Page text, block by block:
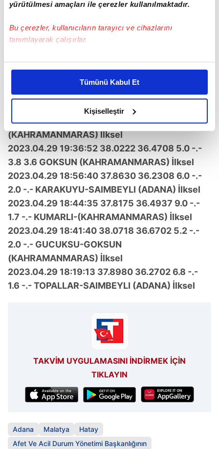
yürütülmesi amaçları ile çerezler kullanılmaktadır.
Bu çerezler, kullanıcıların tarayıcı ve cihazlarını
tanımlayarak çalışırlar.
Bu çerezlere izin vermeniz halinde sizlere özel
daha iyi reklam deneyimi yaşatabiliriz. Bunu yaparken
amacımızın size daha iyi bir reklam deneyimi sunmak
olduğunu ve sizlere en iyi içerikleri sunabilmek adına
elimizden gelen çabayı gösterdiğimizi ve bu noktada,
reklamların maliyetlerimizi karşılamak noktasında tek gelir
kalemimiz olduğunu sizlere hatırlatmak isteriz.
Her halükârda, kullanıcılar, bu çerezlere izin vermedikleri
takdirde, kullanıcılara hedefli reklamlar
gösterilmeyecektir."
Sizlere daha iyi bir hizmet sunabilmek için İnternet
Sitemizde kendimize ve üçüncü kişilere ait çerezler
kullanılmaktadır. Bu çerezler vasıtasıyla çeşitli kişisel
verileriniz işlenmekte olup gerekli olan çerezler bilgi
toplumu hizmetlerinin sunulması amacıyla
kullanılmaktadır. Diğer çerezler, sitemizin daha işlevsel
kılınması ve kişiselleştirilmesi ve sizlere yönelik
Çerezlere ilişkin tercihlerinizi aşağıda yer alan panel
vasıtasıyla belirleyebilirsiniz. Çerezlere ilişkin detaylı bilgi
için Ayarlar butonuna tıklayabilir,Çerez Bilgilendirme
6698 sayılı Kişisel Verilerin Korunması Kanunu uyarınca
hazırlanmış Aydınlatma Metnimizi okumak ve sitemizde
almak için lütfentıklayınız
Tümünü Kabul Et
Kişiselleştir
2023.04.29 20:22:54 38.1250 37.6450 5.3 -.-
3.2 3.2 TAPKIRANKALE-ELBISTAN
(KAHRAMANMARAS) İlksel
2023.04.29 20:11:34 39.0497 40.7093 5.4 -.-
2.1 -.- ELMALI-(BINGOL) İlksel
2023.04.29 19:47:46 37.9365 36.2802 5.0 -.-
2.5 -.- HACIKODAL-GOKSUN
(KAHRAMANMARAS) İlksel
2023.04.29 19:36:52 38.0222 36.4708 5.0 -.-
3.8 3.6 GOKSUN (KAHRAMANMARAS) İlksel
2023.04.29 18:56:40 37.8630 36.2308 6.0 -.-
2.0 -.- KARAKUYU-SAIMBEYLI (ADANA) İlksel
2023.04.29 18:44:35 37.8175 36.4937 9.0 -.-
1.7 -.- KUMARLI-(KAHRAMANMARAS) İlksel
2023.04.29 18:41:40 38.0718 36.6702 5.2 -.-
2.0 -.- GUCUKSU-GOKSUN
(KAHRAMANMARAS) İlksel
2023.04.29 18:19:13 37.8980 36.2702 6.8 -.-
1.6 -.- TOPALLAR-SAIMBEYLI (ADANA) İlksel
TAKVİM UYGULAMASINI İNDİRMEK İÇİN
TIKLAYIN
Adana Malatya
Hatay
Afet Ve Acil Durum Yönetimi Başkanlığının